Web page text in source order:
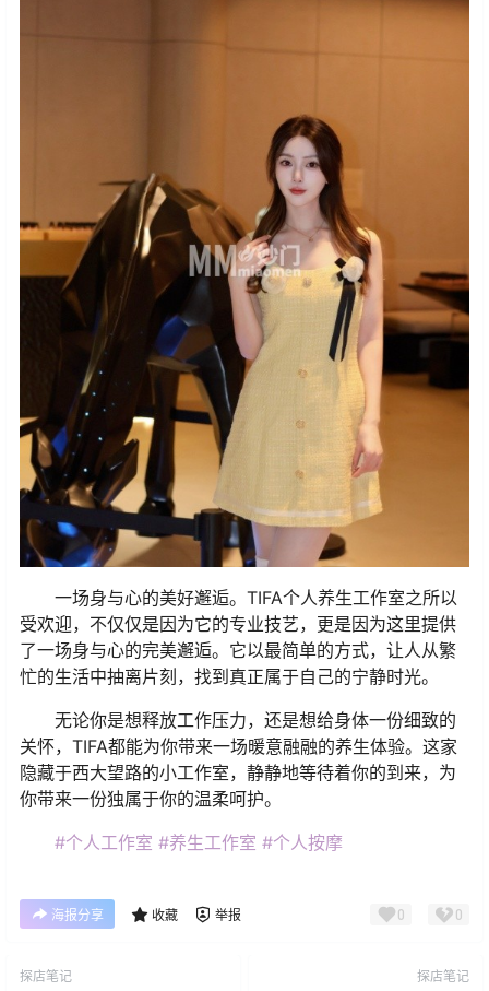
一场身与心的美好邂逅。TIFA个人养生工作室之所以
受欢迎，不仅仅是因为它的专业技艺，更是因为这里提供
了一场身与心的完美邂逅。它以最简单的方式，让人从繁
忙的生活中抽离片刻，找到真正属于自己的宁静时光。
无论你是想释放工作压力，还是想给身体一份细致的
关怀，TIFA都能为你带来一场暖意融融的养生体验。这家
隐藏于西大望路的小工作室，静静地等待着你的到来，为
你带来一份独属于你的温柔呵护。
#个人工作室 #养生工作室 #个人按摩
海报分享 收藏 举报 0 0
探店笔记 探店笔记